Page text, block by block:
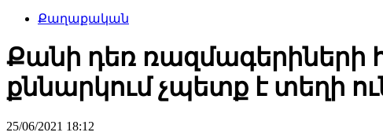
Քաղաքական
Քանի դեռ ռազմագերիների
քննարկում չպետք է տեղի
25/06/2021 18:12